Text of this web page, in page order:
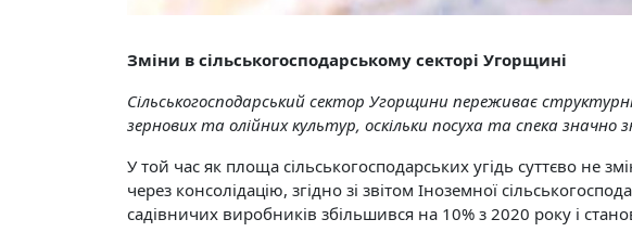
Зміни в сільськогосподарському секторі Угорщині
Сільськогосподарський сектор Угорщини переживає
зернових та олійних культур, оскільки посуха та спека значно
У той час як площа сільськогосподарських угідь суттєво не
через консолідацію, згідно зі звітом Іноземної
садівничих виробників збільшився на 10% з 2020 року і